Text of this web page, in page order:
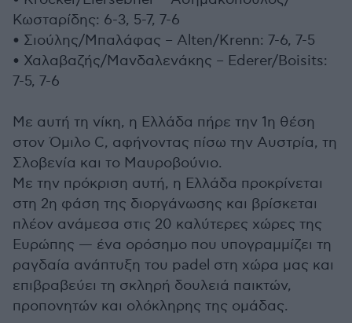
Κωσταρίδης: 6-3, 5-7, 7-6
• Σιούλης/Μπαλάφας – Alten/Krenn: 7-6, 7-5
• Χαλαβαζής/Μανδαλενάκης – Ederer/Boisits:
7-5, 7-6
Με αυτή τη νίκη, η Ελλάδα πήρε την 1η θέση
στον Όμιλο C, αφήνοντας πίσω την Αυστρία, τη
Σλοβενία και το Μαυροβούνιο.
Με την πρόκριση αυτή, η Ελλάδα προκρίνεται
στη 2η φάση της διοργάνωσης και βρίσκεται
πλέον ανάμεσα στις 20 καλύτερες χώρες της
Ευρώπης — ένα ορόσημο που υπογραμμίζει τη
ραγδαία ανάπτυξη του padel στη χώρα μας και
επιβραβεύει τη σκληρή δουλειά παικτών,
προπονητών και ολόκληρης της ομάδας.